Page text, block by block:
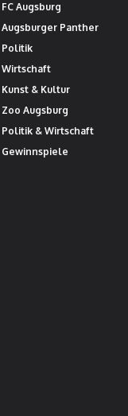
FC Augsburg
Augsburger Panther
Politik
Wirtschaft
Kunst & Kultur
Zoo Augsburg
Politik & Wirtschaft
Gewinnspiele